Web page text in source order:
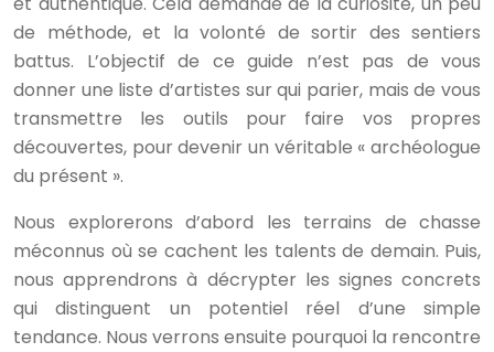
de méthode, et la volonté de sortir des sentiers
battus. L’objectif de ce guide n’est pas de vous
donner une liste d’artistes sur qui parier, mais de vous
transmettre les outils pour faire vos propres
découvertes, pour devenir un véritable « archéologue
du présent ».
Nous explorerons d’abord les terrains de chasse
méconnus où se cachent les talents de demain. Puis,
nous apprendrons à décrypter les signes concrets
qui distinguent un potentiel réel d’une simple
tendance. Nous verrons ensuite pourquoi la rencontre